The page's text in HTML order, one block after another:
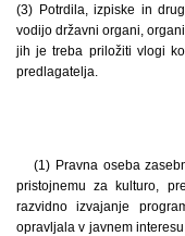
(3) Potrdila, izpiske in
vodijo državni organi,
jih je treba priložiti vlogi
predlagatelja.
(1) Pravna oseba
pristojnemu za kulturo,
razvidno izvajanje
opravljala v javnem